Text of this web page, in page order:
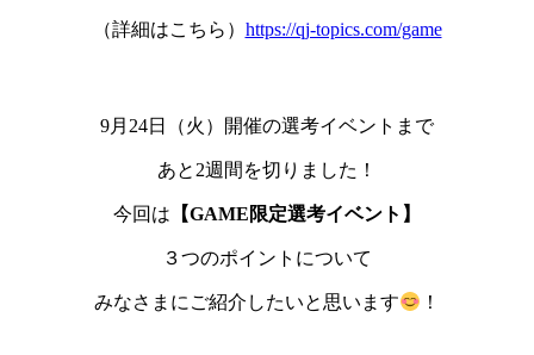
（詳細はこちら） https://qj-topics.com/game
9月24日（火）開催の選考イベントまで
あと2週間を切りました！
今回は 【GAME限定選考イベント】
３つのポイントについて
みなさまにご紹介したいと思います ！